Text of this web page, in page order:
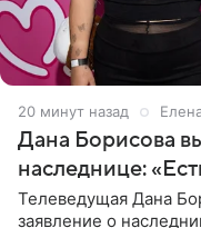
20 минут назад
Дана Борисова
наследнице:
Телеведущая Дана
заявление о